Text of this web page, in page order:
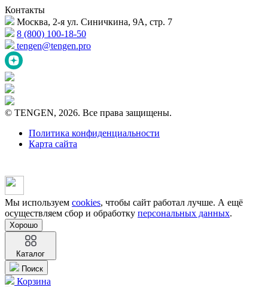
Контакты
Москва, 2-я ул. Синичкина, 9А, стр. 7
8 (800) 100-18-50
tengen@tengen.pro
© TENGEN, 2026. Все права защищены.
Политика конфиденциальности
Карта сайта
Мы используем cookies, чтобы сайт работал лучше. А ещё
осуществляем сбор и обработку персональных данных.
Хорошо
Каталог
Поиск
Корзина